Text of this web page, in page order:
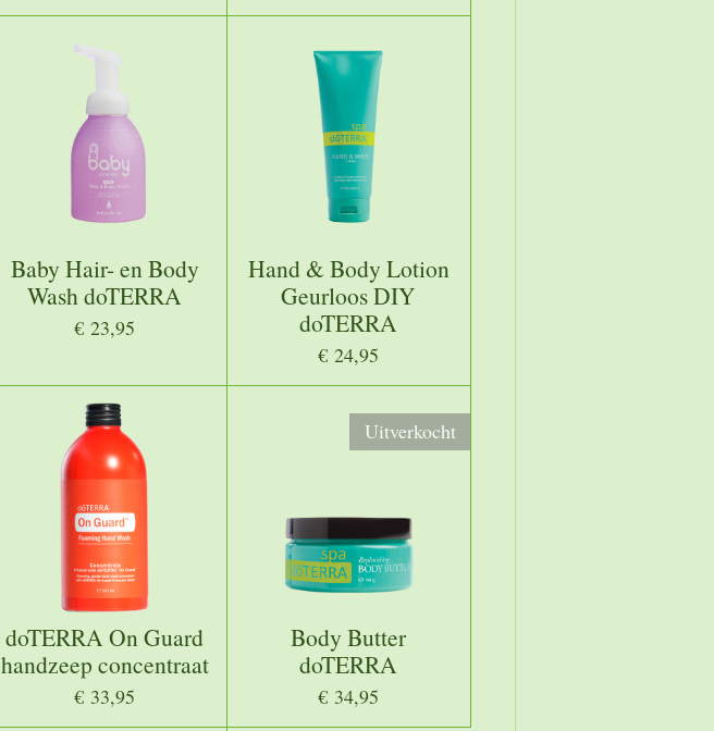
Baby Hair- en Body
Wash doTERRA
€ 23,95
Hand & Body Lotion
Geurloos DIY
doTERRA
€ 24,95
doTERRA On Guard
handzeep concentraat
€ 33,95
Uitverkocht
Body Butter
doTERRA
€ 34,95